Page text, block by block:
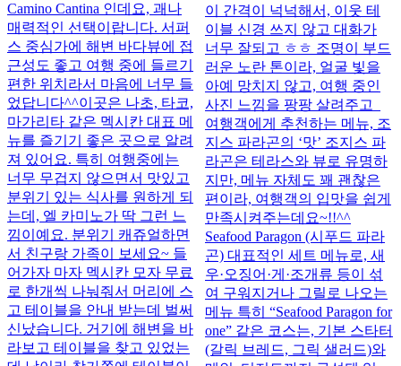
Camino Cantina 인데요, 괘나
매력적인 선택이랍니다. 서퍼
스 중심가에 해변 바다뷰에 접
근성도 좋고 여행 중에 들르기
편한 위치라서 마음에 너무 들
었답니다^^ ​ ​ 이곳은 나초, 타코,
마가리타 같은 멕시칸 대표 메
뉴를 즐기기 좋은 곳으로 알려
져 있어요. 특히 여행중에는
너무 무겁지 않으면서 맛있고
분위기 있는 식사를 원하게 되
는데, 엘 카미노가 딱 그런 느
낌이예요. 분위기 캐쥬얼하면
서 친구랑 가족이 보세요~ 들
어가자 마자 멕시칸 모자 무료
로 한개씩 나눠줘서 머리에 스
고 테이블을 안내 받는데 벌써
신났습니다. 거기에 해변을 바
라보고 테이블을 찾고 있었는
이 간격이 넉넉해서, 이웃 테
이블 신경 쓰지 않고 대화가
너무 잘되고 ㅎㅎ 조명이 부드
러운 노란 톤이라, 얼굴 빛을
아예 망치지 않고, 여행 중인
사진 느낌을 팡팡 살려주고
여행객에게 추천하는 메뉴, 조
지스 파라곤의 ‘맛’ 조지스 파
라곤은 테라스와 뷰로 유명하
지만, 메뉴 자체도 꽤 괜찮은
편이라, 여행객의 입맛을 쉽게
만족시켜주는데요~!!^^
Seafood Paragon (시푸드 파라
곤) 대표적인 세트 메뉴로, 새
우·오징어·게·조개류 등이 섞
여 구워지거나 그릴로 나오는
메뉴 특히 “Seafood Paragon for
one” 같은 코스는, 기본 스타터
(갈릭 브레드, 그릭 샐러드)와